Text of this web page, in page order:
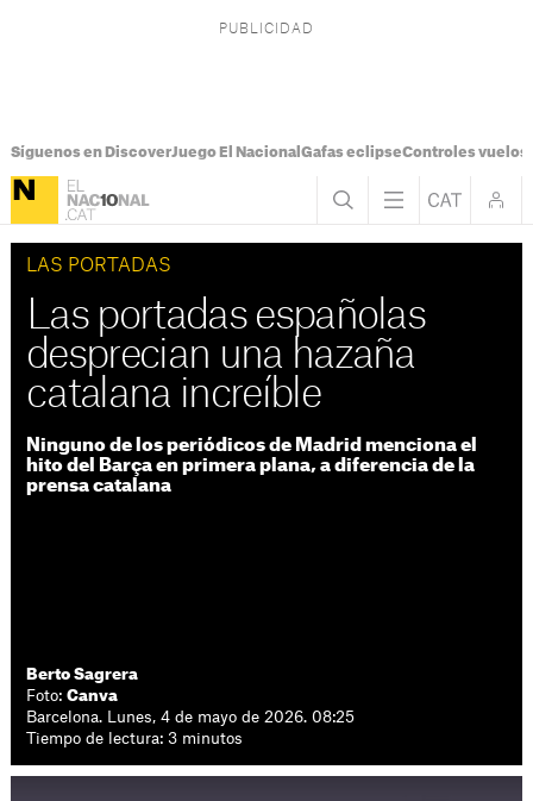
Síguenos en DiscoverJuego El Nacional Gafas eclipseControles vuelos
LAS PORTADAS
Las portadas españolas
desprecian una hazaña
catalana increíble
Ninguno de los periódicos de Madrid menciona el
hito del Barça en primera plana, a diferencia de la
prensa catalana
Berto Sagrera
Foto:Canva
Barcelona. Lunes, 4 de mayo de 2026. 08:25
Tiempo de lectura: 3 minutos